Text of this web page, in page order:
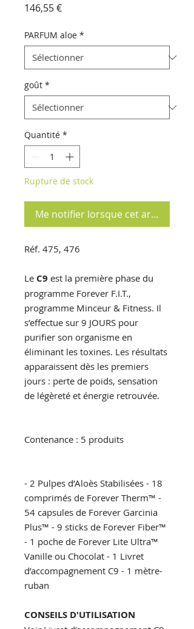
146,55 €Prix
PARFUM aloe *
goût *
Quantité *
Rupture de stock
Me notifier lorsque cet article est
Réf. 475, 476
Le C9 est la première phase du
programme Forever F.I.T.,
programme Minceur & Fitness. Il
s’effectue sur 9 JOURS pour
purifier son organisme en
éliminant les toxines. Les résultats
apparaissent dès les premiers
jours : perte de poids, sensation
de légèreté et énergie retrouvée.
Contenance : 5 produits
- 2 Pulpes d’Aloès Stabilisées - 18
comprimés de Forever Therm™ -
54 capsules de Forever Garcinia
Plus™ - 9 sticks de Forever Fiber™
- 1 poche de Forever Lite Ultra™
Vanille ou Chocolat - 1 Livret
d’accompagnement C9 - 1 mètre-
ruban
CONSEILS D'UTILISATION